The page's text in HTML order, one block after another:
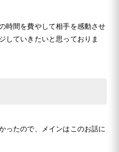
時間を費やして相手を感動させ
していきたいと思っておりま
ったので、メインはこのお話に